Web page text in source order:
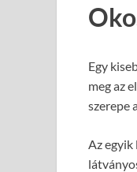
Egy
meg az
szerepe
Az